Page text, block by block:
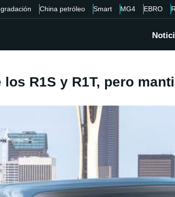
China petróleo Smart MG4 EBRO
R1S y R1T, pero